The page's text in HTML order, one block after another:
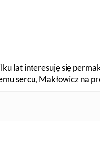
lat interesuję się
sercu, Makłowicz na